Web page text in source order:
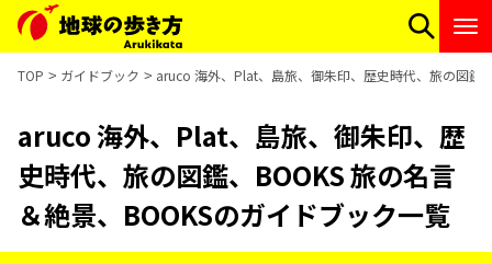
TOP ガイドブック aruco 海外、Plat、島旅、御朱印、歴史時代、旅の図鑑
aruco 海外、Plat、島旅、御朱印、歴
史時代、旅の図鑑、BOOKS 旅の名言
＆絶景、BOOKSのガイドブック一覧